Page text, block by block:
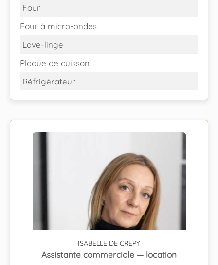
Four
Four à micro-ondes
Lave-linge
Plaque de cuisson
Réfrigérateur
ISABELLE DE CREPY
Assistante commerciale — location